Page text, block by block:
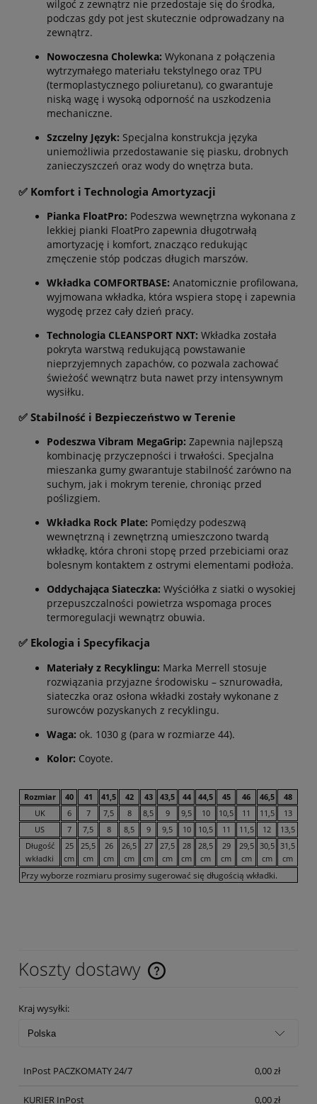
wilgoć z zewnątrz nie przedostaje się do środka,
podczas gdy pot jest skutecznie odprowadzany na
zewnątrz.
Nowoczesna Cholewka: Wykonana z połączenia
wytrzymałego materiału tekstylnego oraz TPU
(termoplastycznego poliuretanu), co gwarantuje
niską wagę i wysoką odporność na uszkodzenia
mechaniczne.
Szczelny Język: Specjalna konstrukcja języka
uniemożliwia przedostawanie się piasku, drobnych
zanieczyszczeń oraz wody do wnętrza buta.
✅ Komfort i Technologia Amortyzacji
Pianka FloatPro: Podeszwa wewnętrzna wykonana z
lekkiej pianki FloatPro zapewnia długotrwałą
amortyzację i komfort, znacząco redukując
zmęczenie stóp podczas długich marszów.
Wkładka COMFORTBASE: Anatomicznie profilowana,
wyjmowana wkładka, która wspiera stopę i zapewnia
wygodę przez cały dzień pracy.
Technologia CLEANSPORT NXT: Wkładka została
pokryta warstwą redukującą powstawanie
nieprzyjemnych zapachów, co pozwala zachować
świeżość wewnątrz buta nawet przy intensywnym
wysiłku.
✅ Stabilność i Bezpieczeństwo w Terenie
Podeszwa Vibram MegaGrip: Zapewnia najlepszą
kombinację przyczepności i trwałości. Specjalna
mieszanka gumy gwarantuje stabilność zarówno na
suchym, jak i mokrym terenie, chroniąc przed
poślizgiem.
Wkładka Rock Plate: Pomiędzy podeszwą
wewnętrzną i zewnętrzną umieszczono twardą
wkładkę, która chroni stopę przed przebiciami oraz
bolesnym kontaktem z ostrymi elementami podłoża.
Oddychająca Siateczka: Wyściółka z siatki o wysokiej
przepuszczalności powietrza wspomaga proces
termoregulacji wewnątrz obuwia.
✅ Ekologia i Specyfikacja
Materiały z Recyklingu: Marka Merrell stosuje
rozwiązania przyjazne środowisku – sznurowadła,
siateczka oraz osłona wkładki zostały wykonane z
surowców pozyskanych z recyklingu.
Waga: ok. 1030 g (para w rozmiarze 44).
Kolor: Coyote.
Rozmiar 40 41 41,5 42 43 43,5 44 44,5 45 46 46,5 48
Przy wyborze rozmiaru prosimy sugerować się długością wkładki.
UK 6 7 7,5 8 8,5 9 9,5 10 10,5 11 11,5
13
US
7 7,5 8 8,5 9 9,5 10 10,5 11 11,5 12
13,5
Długość
wkładki
25
cm
25,5
cm
26
cm
26,5
cm
27
cm
27,5
cm
28
cm
28,5
cm
29
cm
29,5
cm
30,5
cm
31,5
cm
Koszty dostawy
Cena nie zawiera ewentualnych kosztów płatności
Kraj wysyłki:
InPost PACZKOMATY 24/7 0,00 zł
KURIER InPost 0,00 zł